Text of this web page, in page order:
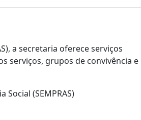
a secretaria oferece serviços
serviços, grupos de convivência e
(SEMPRAS)